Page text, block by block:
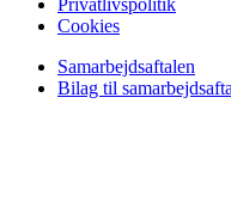
Privatlivspolitik
Cookies
Samarbejdsaftalen
Bilag til